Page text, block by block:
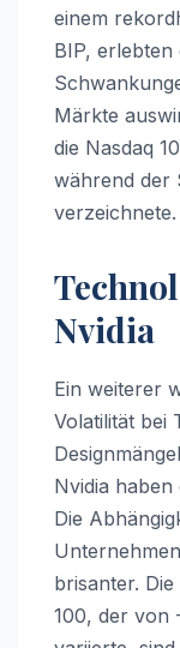
einem
BIP,
Märkte
die Nasdaq
während der
verzeichnete.
Nvidia
Ein weiterer
Volatilität bei
Nvidia
Die
brisanter.
100, der von